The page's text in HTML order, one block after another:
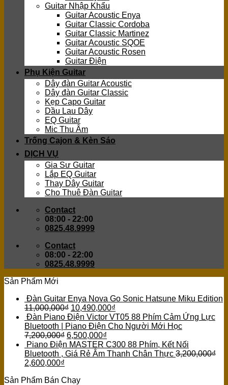
Guitar Nhập Khẩu
Guitar Acoustic Enya
Guitar Classic Cordoba
Guitar Classic Martinez
Guitar Acoustic SQOE
Guitar Acoustic Rosen
Guitar Điện
Phụ Kiện Guitar
Dây đàn Guitar Acoustic
Dây đàn Guitar Classic
Kẹp Capo Guitar
Dầu Lau Dây
EQ Guitar
Mic Thu Âm
Trống Cajon & Kèn Sáo
DỊCH VỤ
Gia Sư Guitar
Lắp EQ Guitar
Thay Dây Guitar
Cho Thuê Đàn Guitar
Contact
08:00 - 22:00
0825.48.9999
Contact
08:00 - 22:00
0825.48.9999
Sản Phẩm Mới
Đàn Guitar Enya Nova Go Sonic Hatsune Miku Edition
11,000,000₫ 10,490,000₫
Đàn Piano Điện Victor VT05 88 Phím Cảm Ứng Lực
Bluetooth | Piano Điện Cho Người Mới Học
7,200,000₫ 6,500,000₫
Piano Điện MASTER C300 88 Phím, Kết Nối
Bluetooth , Giá Rẻ Âm Thanh Chân Thực 3,200,000₫
2,600,000₫
Sản Phẩm Bán Chạy